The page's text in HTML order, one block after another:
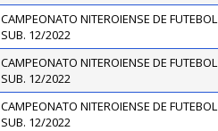
CAMPEONATO NITEROIENSE DE FUTEBOL
SUB. 12/2022
CAMPEONATO NITEROIENSE DE FUTEBOL
SUB. 12/2022
CAMPEONATO NITEROIENSE DE FUTEBOL
SUB. 12/2022